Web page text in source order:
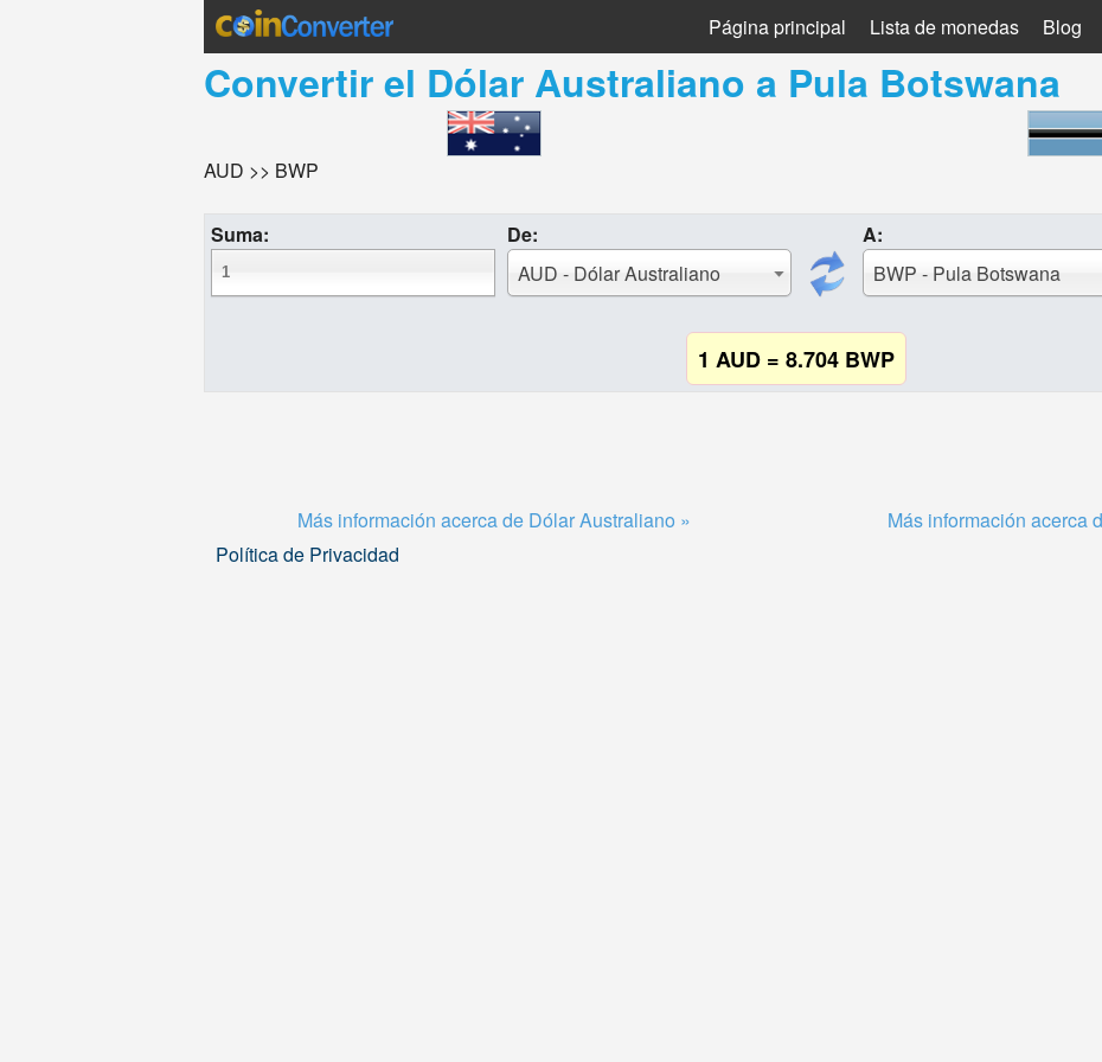
Página principal Lista de monedas Blog
Convertir el Dólar Australiano a Pula Botswana
AUD >> BWP
Suma:
De:
AUD - Dólar Australiano
A:
BWP - Pula Botswana
1 AUD = 8.704 BWP
Más información acerca de Dólar Australiano »
Más información acerca
Política de Privacidad